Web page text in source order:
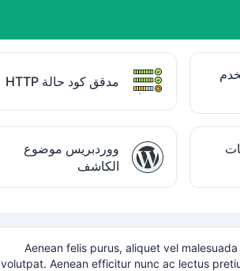
مدقق كود حالة HTTP
ووردبريس موضوع
الكاشف
Aenean felis purus, aliquet vel
volutpat. Aenean efficitur nunc ac lectus